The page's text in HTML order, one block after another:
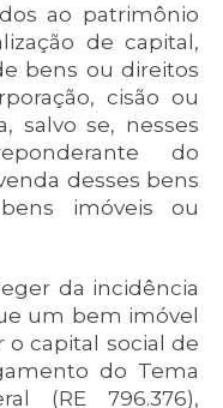
ao patrimônio
de capital,
bens ou direitos
cisão ou
salvo se, nesses
do
desses bens
imóveis ou
da incidência
um bem imóvel
o capital social de
do Tema
(RE 796.376),